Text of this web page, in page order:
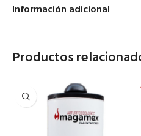
Información adicional
Productos